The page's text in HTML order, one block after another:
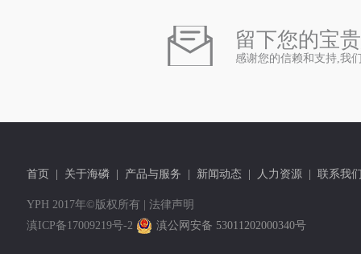
留下您的宝
感谢您的信赖和支持,我
首页 关于海磷 产品与服务 新闻动态 人力资源 联系我
YPH 2017年©版权所有 | 法律声明
滇ICP备17009219号-2
滇公网安备 53011202000340号